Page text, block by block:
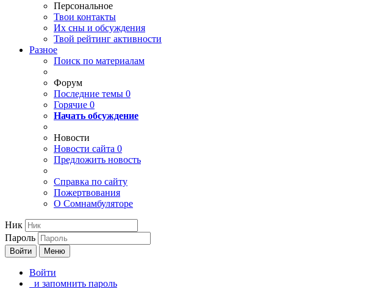
Персональное
Твои контакты
Их сны и обсуждения
Твой рейтинг активности
Разное
Поиск по материалам
Форум
Последние темы 0
Горячие 0
Начать обсуждение
Новости
Новости сайта 0
Предложить новость
Справка по сайту
Пожертвования
О Сомнамбуляторе
Ник
Пароль
Войти Меню
Войти
и запомнить пароль